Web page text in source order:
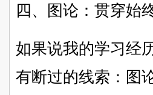
四、图论：贯穿始
如果说我的学习经
有断过的线索：图论